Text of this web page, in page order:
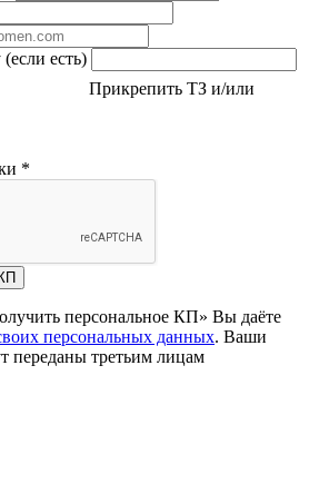
есть)
Прикрепить ТЗ и/или
*
персональное КП» Вы даёте
персональных данных. Ваши
переданы третьим лицам